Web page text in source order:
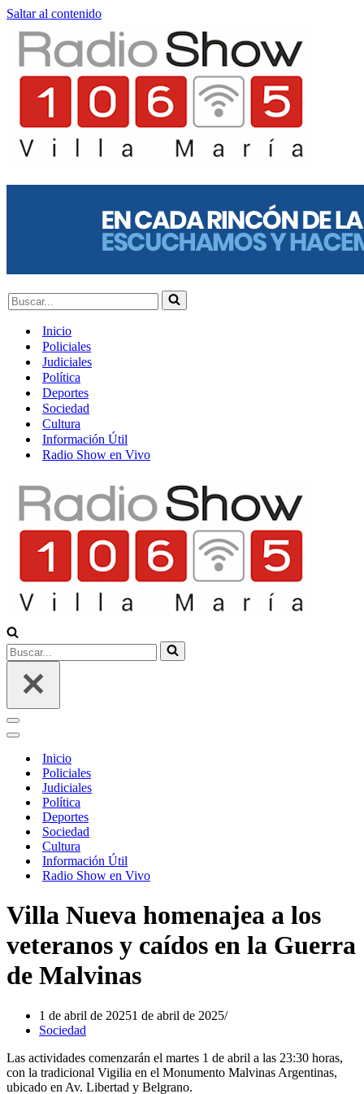
Saltar al contenido
Buscar...
Inicio
Policiales
Judiciales
Política
Deportes
Sociedad
Cultura
Información Útil
Radio Show en Vivo
Buscar...
Menú
de
Menú
navegación
Inicio
Policiales
Judiciales
Política
Deportes
Sociedad
Cultura
Información Útil
Radio Show en Vivo
Villa Nueva homenajea a los
veteranos y caídos en la Guerra
de Malvinas
1 de abril de 20251 de abril de 2025
Sociedad
Las actividades comenzarán el martes 1 de abril a las 23:30 horas,
con la tradicional Vigilia en el Monumento Malvinas Argentinas,
ubicado en Av. Libertad y Belgrano.